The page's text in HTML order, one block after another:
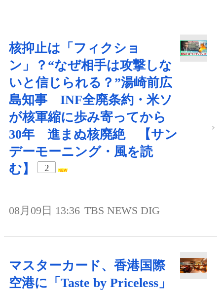
核抑止は「フィクショ
ン」？“なぜ相手は攻撃しな
いと信じられる？”湯崎前広
島知事 INF全廃条約・米ソ
が核軍縮に歩み寄ってから
30年 進まぬ核廃絶 【サン
デーモーニング・風を読
む】
2
08月09日 13:36 TBS NEWS DIG
マスターカード、香港国際
空港に「Taste by Priceless」